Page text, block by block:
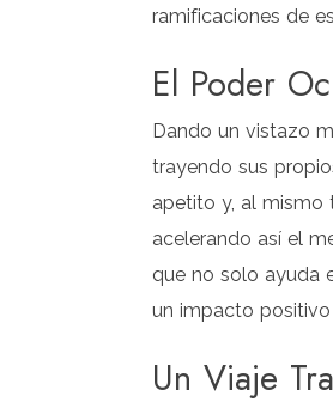
ramificaciones de
El Poder
Dando un vistazo
trayendo sus
apetito y, al mismo
acelerando así el
que no solo ayuda
un impacto positivo
Un Viaje